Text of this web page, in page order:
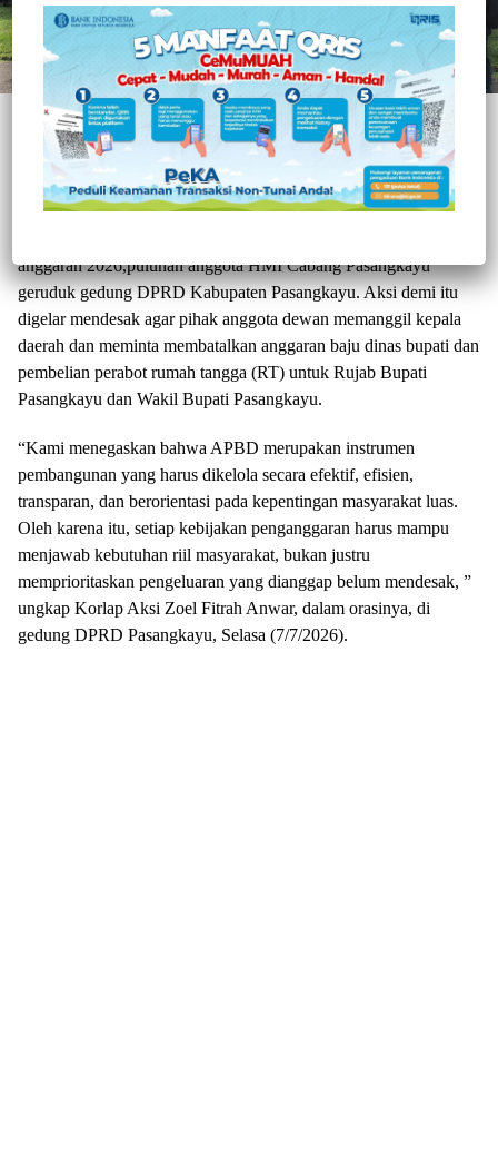
Pasangkayu, Jurnaltivi.com-Soroti anggaran baju dinas dan
anggaran 2026,puluhan anggota HMI Cabang Pasangkayu
geruduk gedung DPRD Kabupaten Pasangkayu. Aksi demi itu
digelar mendesak agar pihak anggota dewan memanggil kepala
daerah dan meminta membatalkan anggaran baju dinas bupati dan
pembelian perabot rumah tangga (RT) untuk Rujab Bupati
Pasangkayu dan Wakil Bupati Pasangkayu.
“Kami menegaskan bahwa APBD merupakan instrumen
pembangunan yang harus dikelola secara efektif, efisien,
transparan, dan berorientasi pada kepentingan masyarakat luas.
Oleh karena itu, setiap kebijakan penganggaran harus mampu
menjawab kebutuhan riil masyarakat, bukan justru
memprioritaskan pengeluaran yang dianggap belum mendesak, ”
ungkap Korlap Aksi Zoel Fitrah Anwar, dalam orasinya, di
gedung DPRD Pasangkayu, Selasa (7/7/2026).